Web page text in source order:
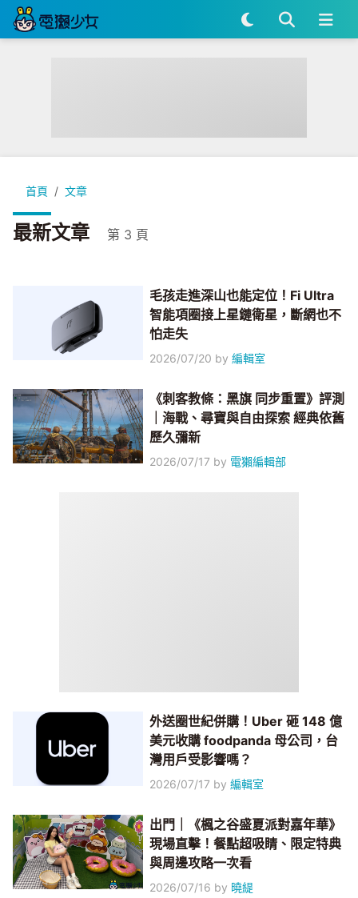
首頁 文章
最新文章 第 3 頁
毛孩走進深山也能定位！Fi Ultra
智能項圈接上星鏈衛星，斷網也不
怕走失
2026/07/20 by編輯室
《刺客教條：黑旗 同步重置》評測
｜海戰、尋寶與自由探索 經典依舊
歷久彌新
2026/07/17 by 電獺編輯部
外送圈世紀併購！Uber 砸 148 億
美元收購 foodpanda 母公司，台
灣用戶受影響嗎？
2026/07/17 by編輯室
出門｜《楓之谷盛夏派對嘉年華》
現場直擊！餐點超吸睛、限定特典
與周邊攻略一次看
2026/07/16 by 曉緹